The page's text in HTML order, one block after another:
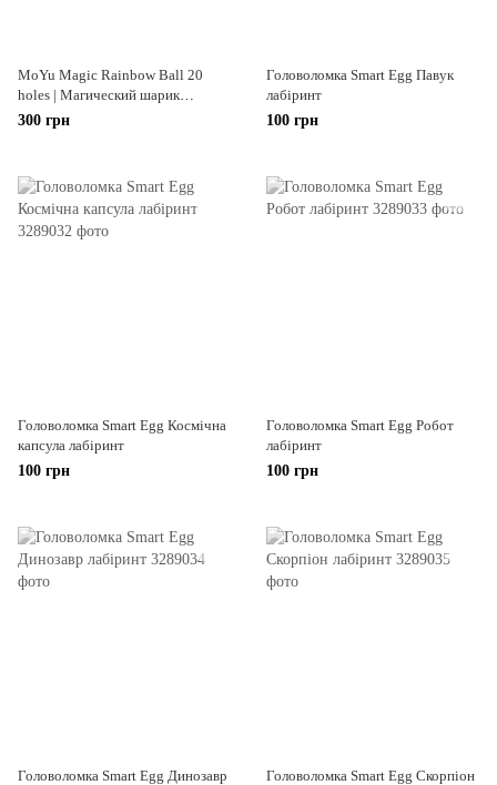
MoYu Magic Rainbow Ball 20
holes | Магический шарик
п'ятнашки 20 отверстий
300 грн
Головоломка Smart Egg Павук
лабіринт
100 грн
Головоломка Smart Egg Космічна
капсула лабіринт
100 грн
Головоломка Smart Egg Робот
лабіринт
100 грн
Головоломка Smart Egg Динозавр
Головоломка Smart Egg Скорпіон